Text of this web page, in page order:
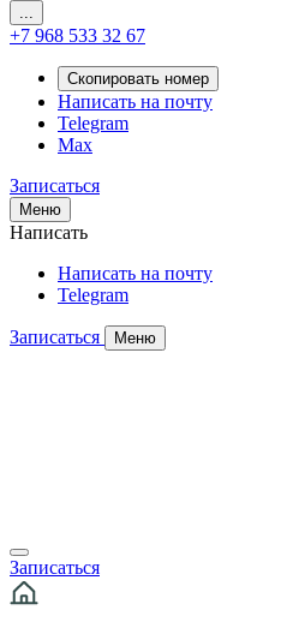
...
+7 968 533 32 67
Скопировать номер
Написать на почту
Telegram
Max
Записаться
Меню
Написать
Написать на почту
Telegram
Записаться Меню
Записаться